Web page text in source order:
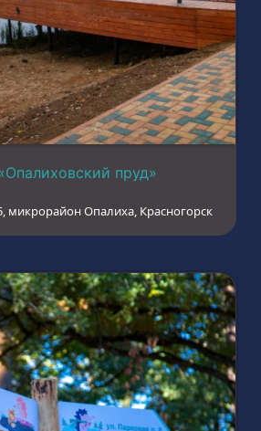
пруд»
микрорайон Опалиха, Красногорск